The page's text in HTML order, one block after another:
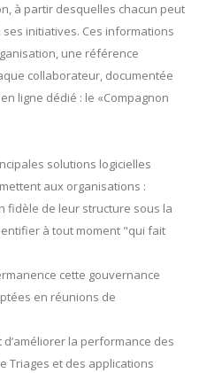
à partir desquelles chacun peut
initiatives. Ces informations
une référence
collaborateur, documentée
ligne dédié : le «Compagnon
solutions logicielles
aux organisations :
fidèle de leur structure sous la
à tout moment "qui fait
cette gouvernance
en réunions de
la performance des
Triages et des applications